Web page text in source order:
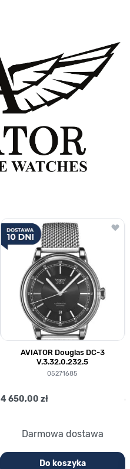
AVIATOR Douglas DC-3
V.3.32.0.232.5
05271685
4 650,00 zł
Darmowa dostawa
Do koszyka